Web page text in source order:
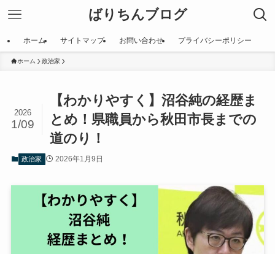
ばりちんブログ
ホーム サイトマップ お問い合わせ プライバシーポリシー
ホーム 政治家
【わかりやすく】沼谷純の経歴ま
とめ！県職員から秋田市長までの
道のり！
2026
1/09
政治家 2026年1月9日